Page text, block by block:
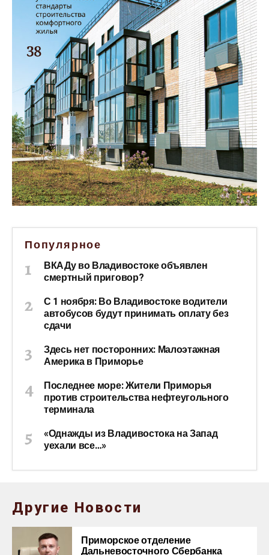
Популярное
ВКАДу во Владивостоке объявлен
смертный приговор?
С 1 ноября: Во Владивостоке водители
автобусов будут принимать оплату без
сдачи
Здесь нет посторонних: Малоэтажная
Америка в Приморье
Последнее море: Жители Приморья
против строительства нефтеугольного
терминала
«Однажды из Владивостока на Запад
уехали все…»
Другие Новости
Приморское отделение
Дальневосточного Сбербанка